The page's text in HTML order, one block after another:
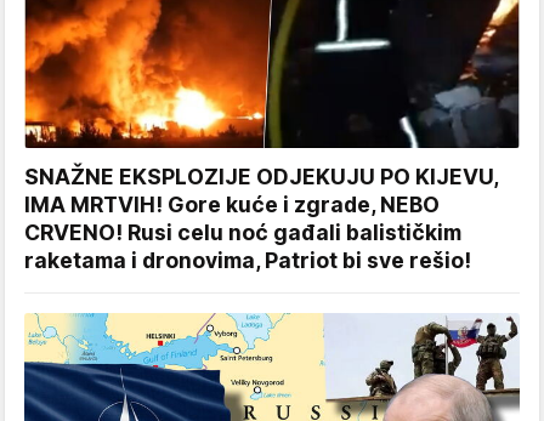
SNAŽNE EKSPLOZIJE ODJEKUJU PO KIJEVU,
IMA MRTVIH! Gore kuće i zgrade, NEBO
CRVENO! Rusi celu noć gađali balističkim
raketama i dronovima, Patriot bi sve rešio!